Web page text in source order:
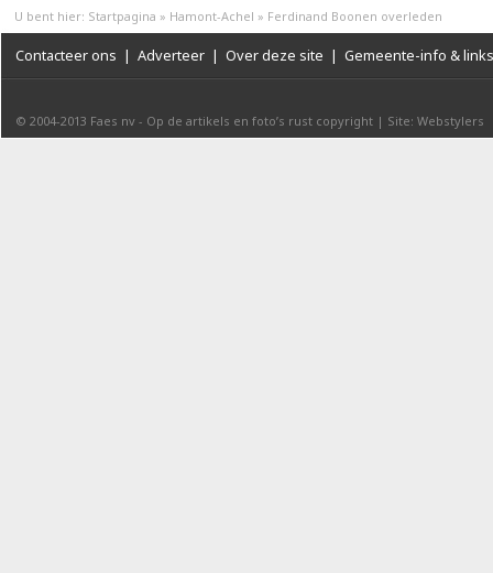
U bent hier: Startpagina » Hamont-Achel » Ferdinand Boonen overleden
Contacteer ons | Adverteer | Over deze site | Gemeente-info & links
© 2004-2013 Faes nv - Op de artikels en foto’s rust copyright | Site: Webstylers